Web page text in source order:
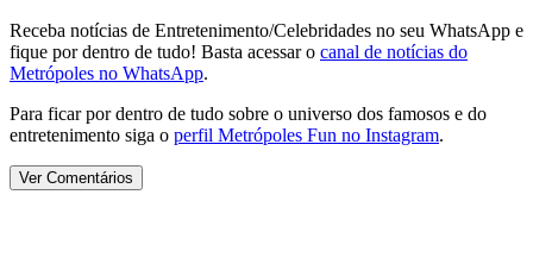
Receba notícias de Entretenimento/Celebridades no seu WhatsApp e
fique por dentro de tudo! Basta acessar o canal de notícias do
Metrópoles no WhatsApp.
Para ficar por dentro de tudo sobre o universo dos famosos e do
entretenimento siga o perfil Metrópoles Fun no Instagram.
Ver Comentários